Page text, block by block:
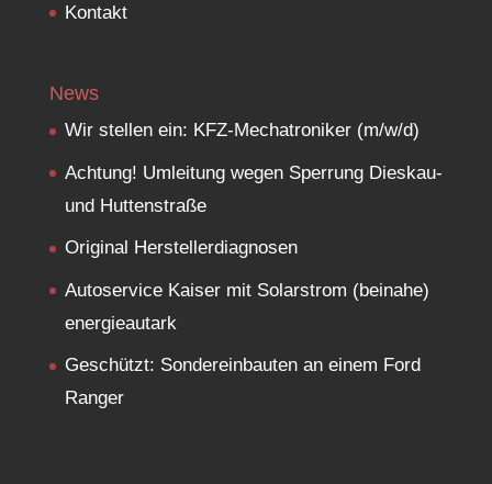
Kontakt
News
Wir stellen ein: KFZ-Mechatroniker (m/w/d)
Achtung! Umleitung wegen Sperrung Dieskau-
und Huttenstraße
Original Herstellerdiagnosen
Autoservice Kaiser mit Solarstrom (beinahe)
energieautark
Geschützt: Sondereinbauten an einem Ford
Ranger